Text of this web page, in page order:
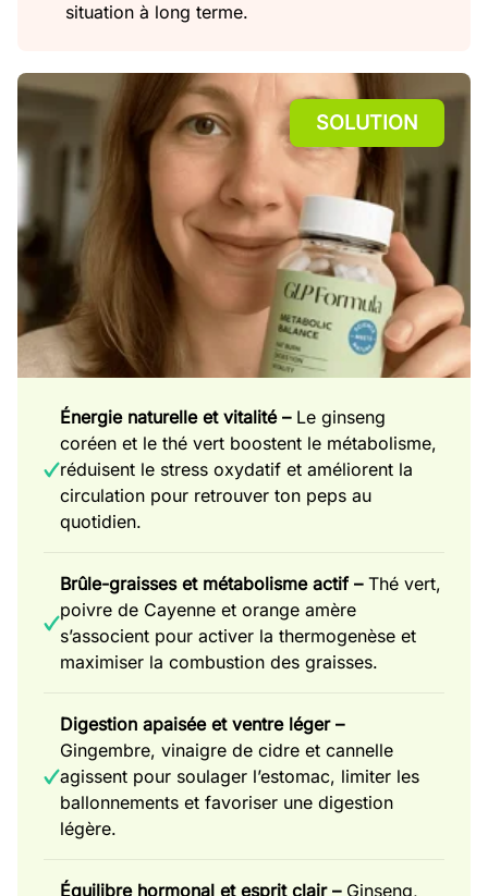
situation à long terme.
SOLUTION
Énergie naturelle et vitalité –Le ginseng
coréen et le thé vert boostent le métabolisme,
réduisent le stress oxydatif et améliorent la
circulation pour retrouver ton peps au
quotidien.
Brûle-graisses et métabolisme actif –Thé vert,
poivre de Cayenne et orange amère
s’associent pour activer la thermogenèse et
maximiser la combustion des graisses.
Digestion apaisée et ventre léger –
Gingembre, vinaigre de cidre et cannelle
agissent pour soulager l’estomac, limiter les
ballonnements et favoriser une digestion
légère.
Équilibre hormonal et esprit clair –Ginseng,